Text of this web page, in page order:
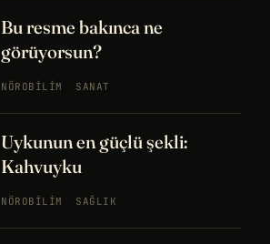
Bu resme bakınca ne
görüyorsun?
NÖROBILIM SANAT
Uykunun en güçlü şekli:
Kahvuyku
NÖROBILIM SAĞLIK